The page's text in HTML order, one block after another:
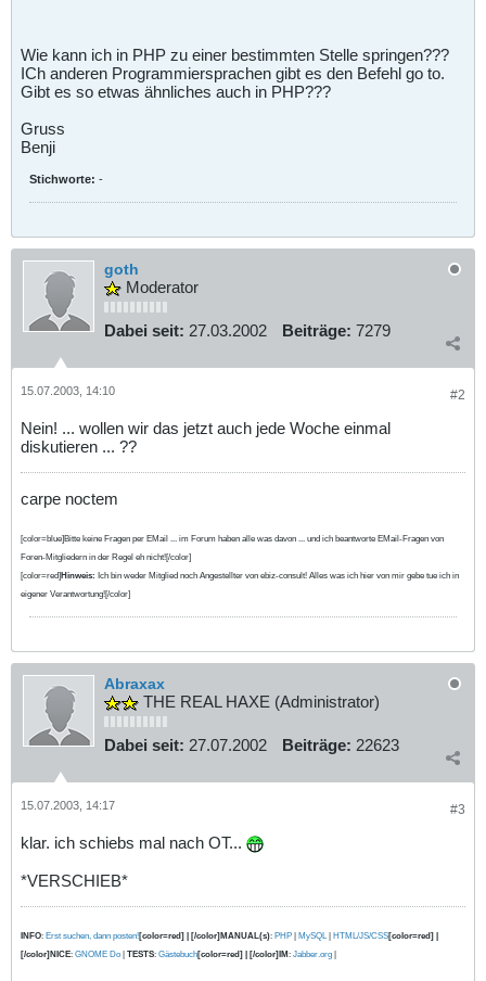
Wie kann ich in PHP zu einer bestimmten Stelle springen???
ICh anderen Programmiersprachen gibt es den Befehl go to.
Gibt es so etwas ähnliches auch in PHP???
Gruss
Benji
Stichworte: -
goth
Moderator
Dabei seit: 27.03.2002 Beiträge: 7279
#2
15.07.2003, 14:10
Nein! ... wollen wir das jetzt auch jede Woche einmal
diskutieren ... ??
carpe noctem
[color=blue]Bitte keine Fragen per EMail ... im Forum haben alle was davon ... und ich beantworte EMail-Fragen von
Foren-Mitgliedern in der Regel eh nicht![/color]
[color=red]Hinweis: Ich bin weder Mitglied noch Angestellter von ebiz-consult! Alles was ich hier von mir gebe tue ich in
eigener Verantwortung![/color]
Abraxax
THE REAL HAXE (Administrator)
Dabei seit: 27.07.2002 Beiträge: 22623
#3
15.07.2003, 14:17
klar. ich schiebs mal nach OT...
*VERSCHIEB*
INFO: Erst suchen, dann posten![color=red] | [/color]MANUAL(s): PHP | MySQL | HTML/JS/CSS[color=red] |
[/color]NICE: GNOME Do | TESTS: Gästebuch[color=red] | [/color]IM: Jabber.org |